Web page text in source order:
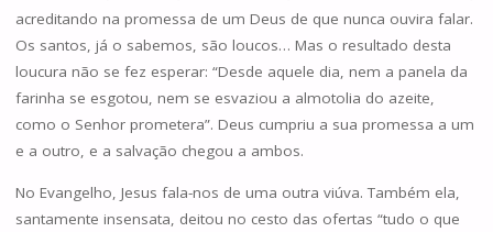
acreditando na promessa de um Deus de que nunca ouvira falar.
Os santos, já o sabemos, são loucos… Mas o resultado desta
loucura não se fez esperar: “Desde aquele dia, nem a panela da
farinha se esgotou, nem se esvaziou a almotolia do azeite,
como o Senhor prometera”. Deus cumpriu a sua promessa a um
e a outro, e a salvação chegou a ambos.
No Evangelho, Jesus fala-nos de uma outra viúva. Também ela,
santamente insensata, deitou no cesto das ofertas “tudo o que